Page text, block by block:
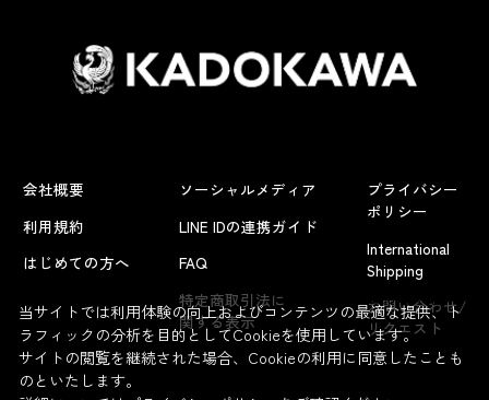
よくあるお問い合わせ
会社概要
利用規約
はじめての方へ
ソーシャルメディア
LINE IDの連携ガイド
FAQ
特定商取引法に
関する表示
プライバシー
ポリシー
International
Shipping
お問い合わせ/
リクエスト
当サイトでは利用体験の向上およびコンテンツの最適な提供、ト
ラフィックの分析を目的としてCookieを使用しています。
サイトの閲覧を継続された場合、Cookieの利用に同意したことも
のといたします。